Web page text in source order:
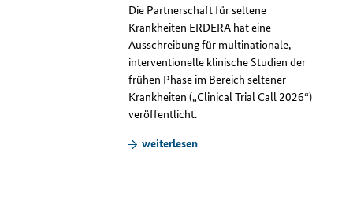
Die Partnerschaft für seltene
Krankheiten ERDERA hat eine
Ausschreibung für multinationale,
interventionelle klinische Studien der
frühen Phase im Bereich seltener
Krankheiten („Clinical Trial Call 2026“)
veröffentlicht.
weiterlesen